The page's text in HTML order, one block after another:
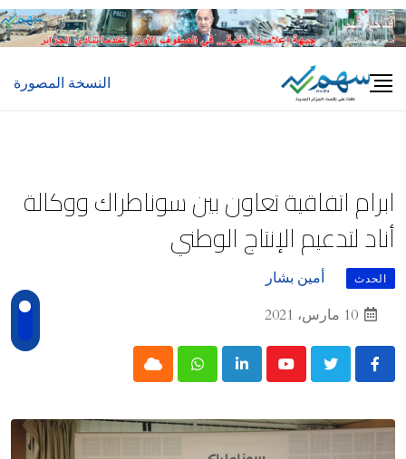
Skip
to
النسخة المصورة
ابرام اتفاقية تعاون بين سوناطراك ووكالة
أناد لتدعيم الإنتاج الوطني
الحدث
أمين بشار
10 مارس، 2021
Youtube
LinkedIn
Whatsapp
Cloud